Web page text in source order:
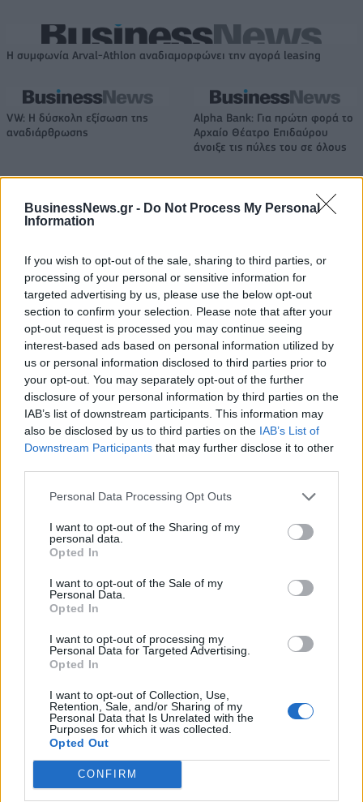
BusinessNews.gr - Do Not Process My Personal
Information
If you wish to opt-out of the sale, sharing to third parties, or
processing of your personal or sensitive information for
targeted advertising by us, please use the below opt-out
section to confirm your selection. Please note that after your
opt-out request is processed you may continue seeing
interest-based ads based on personal information utilized by
us or personal information disclosed to third parties prior to
your opt-out. You may separately opt-out of the further
disclosure of your personal information by third parties on the
IAB’s list of downstream participants. This information may
also be disclosed by us to third parties on the IAB’s List of
Downstream Participants that may further disclose it to other
Personal Data Processing Opt Outs
I want to opt-out of the Sharing of my
personal data.
Opted In
I want to opt-out of the Sale of my
Personal Data.
Opted In
I want to opt-out of processing my
Personal Data for Targeted Advertising.
Opted In
I want to opt-out of Collection, Use,
Retention, Sale, and/or Sharing of my
Personal Data that Is Unrelated with the
Purposes for which it was collected.
Opted Out
CONFIRM
Η συμφωνία Arval-Athlon αναδιαμορφώνει την αγορά leasing
VW: Η δύσκολη εξίσωση της
αναδιάρθρωσης
Alpha Bank: Για πρώτη φορά το
Αρχαίο Θέατρο Επιδαύρου
άνοιξε τις πύλες του σε όλους
ESG Report 2025: Πώς η ΑΒ Βασιλόπουλος μετατρέπει τη
βιωσιμότητα σε καθημερινή πράξη
Stoiximan: «Πού ήσουν;» στις μεγάλες στιγμές του Ολυμπιακού
ΠΕΡΙΣΣΌΤΕΡΑ ΣΕ ΑΥΤΉ ΤΗΝ ΚΑΤΗΓΟΡΊΑ
Rheinmetall-Thales:
Στρατηγική συνεργασία
στους κατευθυνόμενους
20/01/2020 - 12:30
Lavazza: Δέκα τρόποι για
Monday